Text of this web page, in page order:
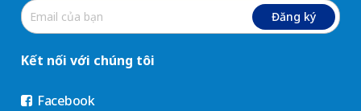
Đăng ký
Kết nối với chúng tôi
Facebook